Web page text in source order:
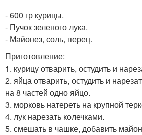
- 600 гр курицы.
- Пучок зеленого лука.
- Майонез, соль, перец.
Приготовление:
1. курицу отварить, остудить и
2. яйца отварить, остудить и
на 8 частей одно яйцо.
3. морковь натереть на крупной
4. лук нарезать колечками.
5. смешать в чашке, добавить